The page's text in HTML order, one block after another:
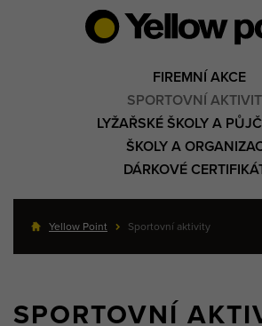
FIREMNÍ AKCE
SPORTOVNÍ
LYŽAŘSKÉ ŠKOLY A
ŠKOLY A
DÁRKOVÉ
Yellow Point Sportovní aktivity
SPORTOVNÍ